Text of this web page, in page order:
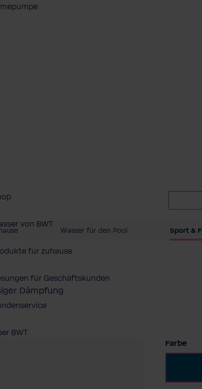
von BWT
für zuhause
für Geschäftskunden
BWT
Wasser für den Pool Sport &
Dämpfung
Farbe